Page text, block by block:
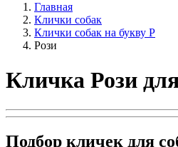
Главная
Клички собак
Клички собак на букву Р
Рози
Кличка Рози
Подбор кличек для